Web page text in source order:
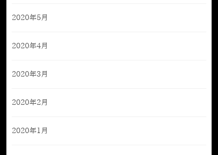
2020年5月
2020年4月
2020年3月
2020年2月
2020年1月